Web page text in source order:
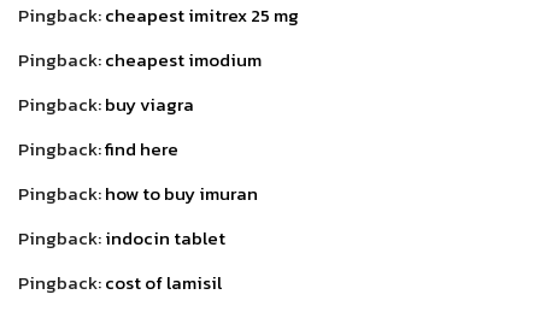
Pingback:cheapest imitrex 25 mg
Pingback:cheapest imodium
Pingback:buy viagra
Pingback:find here
Pingback:how to buy imuran
Pingback:indocin tablet
Pingback:cost of lamisil